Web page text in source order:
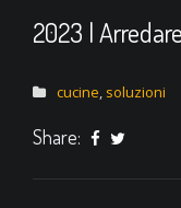
2023 |
cucine, soluzioni
Share: